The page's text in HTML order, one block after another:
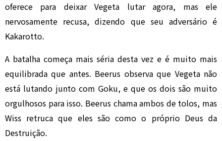
oferece para deixar Vegeta lutar agora, mas ele
nervosamente recusa, dizendo que seu adversário é
Kakarotto.
A batalha começa mais séria desta vez e é muito mais
equilibrada que antes. Beerus observa que Vegeta não
está lutando junto com Goku, e que os dois são muito
orgulhosos para isso. Beerus chama ambos de tolos, mas
Wiss retruca que eles são como o próprio Deus da
Destruição.